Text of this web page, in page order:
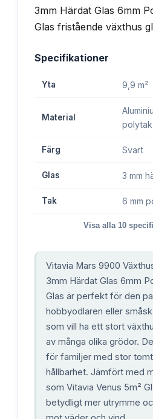
Specifikationer
Yta 9,9 m²
Material
polytak
Färg Svart
Glas 3 mm
Tak 6 mm
Visa alla 10
Vitavia Mars 9900
3mm Härdat Glas 6mm
Glas är perfekt för den
hobbyodlaren eller
som vill ha ett stort
av många olika grödor.
för familjer med stor
hållbarhet. Jämfört med
som Vitavia Venus 5m²
betydligt mer utrymme